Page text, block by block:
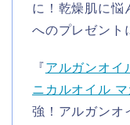
に！乾燥肌に悩
へのプレゼント
『アルガンオイ
ニカルオイル
強！アルガンオ